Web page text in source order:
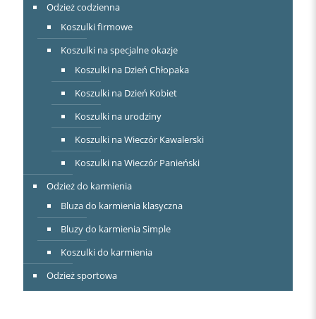
Odzież codzienna
Koszulki firmowe
Koszulki na specjalne okazje
Koszulki na Dzień Chłopaka
Koszulki na Dzień Kobiet
Koszulki na urodziny
Koszulki na Wieczór Kawalerski
Koszulki na Wieczór Panieński
Odzież do karmienia
Bluza do karmienia klasyczna
Bluzy do karmienia Simple
Koszulki do karmienia
Odzież sportowa